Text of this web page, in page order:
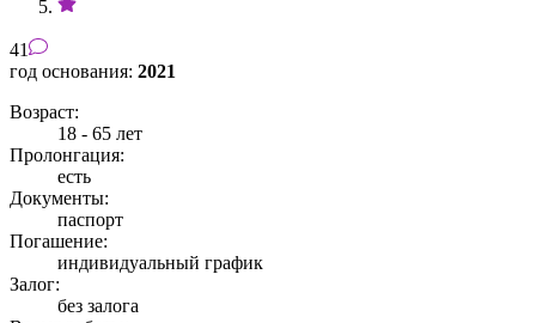
41
год основания: 2021
Возраст:
18 - 65 лет
Пролонгация:
есть
Документы:
паспорт
Погашение:
индивидуальный график
Залог:
без залога